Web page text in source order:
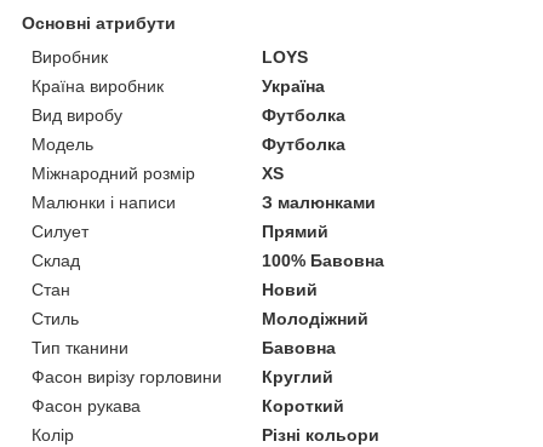
Основні атрибути
Виробник
LOYS
Країна виробник
Україна
Вид виробу
Футболка
Модель
Футболка
Міжнародний розмір
XS
Малюнки і написи
З малюнками
Силует
Прямий
Склад
100% Бавовна
Стан
Новий
Стиль
Молодіжний
Тип тканини
Бавовна
Фасон вирізу горловини
Круглий
Фасон рукава
Короткий
Колір
Різні кольори